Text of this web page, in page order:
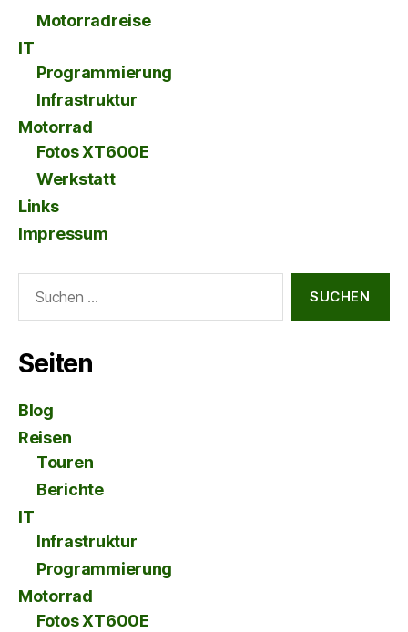
Motorradreise
IT
Programmierung
Infrastruktur
Motorrad
Fotos XT600E
Werkstatt
Links
Impressum
nach:
Seiten
Blog
Reisen
Touren
Berichte
IT
Infrastruktur
Programmierung
Motorrad
Fotos XT600E